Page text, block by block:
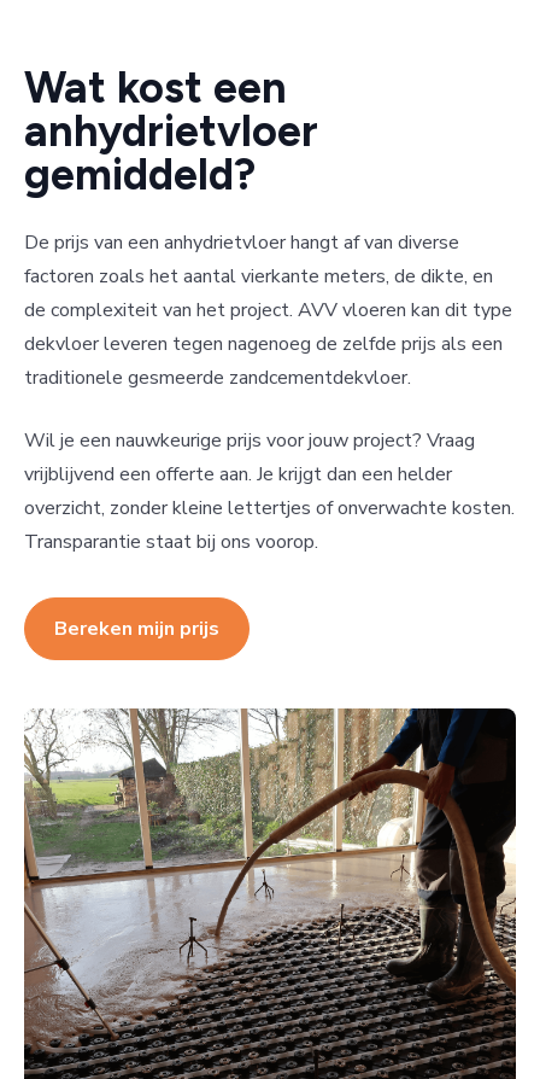
Wat kost een
anhydrietvloer
gemiddeld?
De prijs van een anhydrietvloer hangt af van diverse
factoren zoals het aantal vierkante meters, de dikte, en
de complexiteit van het project. AVV vloeren kan dit type
dekvloer leveren tegen nagenoeg de zelfde prijs als een
traditionele gesmeerde zandcementdekvloer.
Wil je een nauwkeurige prijs voor jouw project? Vraag
vrijblijvend een offerte aan. Je krijgt dan een helder
overzicht, zonder kleine lettertjes of onverwachte kosten.
Transparantie staat bij ons voorop.
Bereken mijn prijs